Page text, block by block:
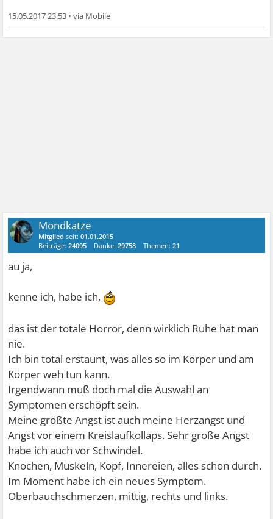
15.05.2017 23:53 •
Mondkatze
Mitglied seit:01.01.2015
Beiträge:24095 Danke:29758 Themen:21
au ja,
kenne ich, habe ich,
das ist der totale Horror, denn wirklich Ruhe hat man
nie.
Ich bin total erstaunt, was alles so im Körper und am
Körper weh tun kann.
Irgendwann muß doch mal die Auswahl an
Symptomen erschöpft sein.
Meine größte Angst ist auch meine Herzangst und
Angst vor einem Kreislaufkollaps. Sehr große Angst
habe ich auch vor Schwindel.
Knochen, Muskeln, Kopf, Innereien, alles schon durch.
Im Moment habe ich ein neues Symptom.
Oberbauchschmerzen, mittig, rechts und links.